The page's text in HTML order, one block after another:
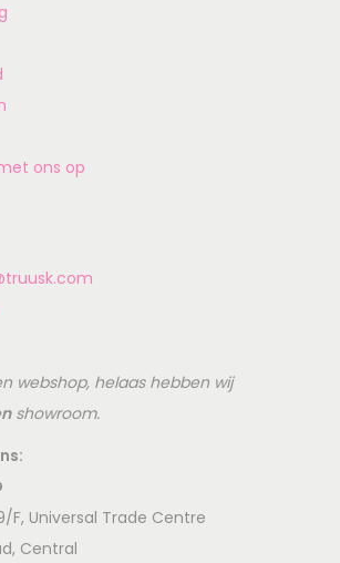
ons op
webshop, helaas hebben wij
showroom.
F, Universal Trade Centre
Central